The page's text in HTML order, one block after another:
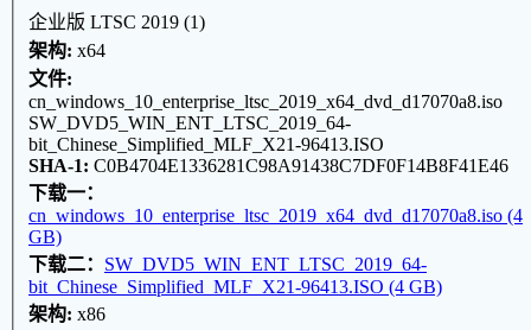
企业版 LTSC 2019 (1)
架构: x64
文件:
cn_windows_10_enterprise_ltsc_2019_x64_dvd_d17070a8.iso
SW_DVD5_WIN_ENT_LTSC_2019_64-
bit_Chinese_Simplified_MLF_X21-96413.ISO
SHA-1: C0B4704E1336281C98A91438C7DF0F14B8F41E46
下载一：
cn_windows_10_enterprise_ltsc_2019_x64_dvd_d17070a8.iso (4
GB)
下载二： SW_DVD5_WIN_ENT_LTSC_2019_64-
bit_Chinese_Simplified_MLF_X21-96413.ISO (4 GB)
架构: x86